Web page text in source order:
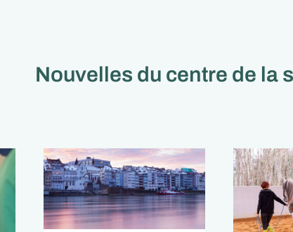
Nouvelles du centre de la